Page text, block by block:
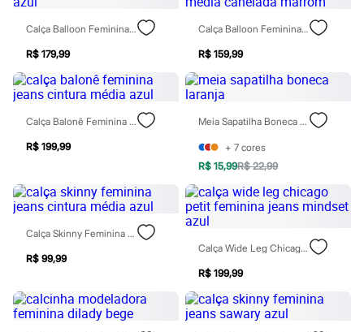
Arrumadinho para os meninos
Romântico para as meninas
Inverno
Novidades
Roupas menina
0 a 24 meses
1 a 5 anos
10 a 16 anos
Roupas menino
0 a 24 meses
4 a 12 anos
10 a 16 anos
Acessórios
Recém-nascido
Bolsas e Mochilas
Chapéus
Calçados
Chinelos
Pantufas
Calça Balloon Feminina Jeans Cintura Alta Listrada Azul
R$ 179,99
Calça Balloon Feminina De Sarja Com Pregas Cintura Média Canelada Marrom
R$ 159,99
Calça Balonê Feminina Jeans Cintura Média Azul
R$ 199,99
Meia Sapatilha Boneca Laranja
+ 7 cores
R$ 15,99R$ 22,99
Calça Skinny Feminina Jeans Cintura Média Azul
R$ 99,99
Calça Wide Leg Chicago Petit Feminina Jeans Mindset Azul
R$ 199,99